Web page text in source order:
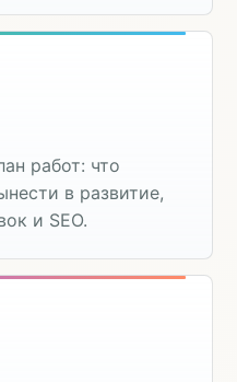
работ: что
в развитие,
и SEO.